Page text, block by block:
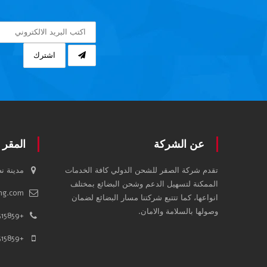
اشترك
عن الشركة
تقدم شركة الصقر للشحن الدولي كافة الخدمات
الممكنة لتسهيل الدعم وشحن البضائع بمختلف
انواعها، كما تتتبع شركتنا مسار البضائع لضمان
وصولها بالسلامة والامان.
مدينة
+201020515859
+201020515859